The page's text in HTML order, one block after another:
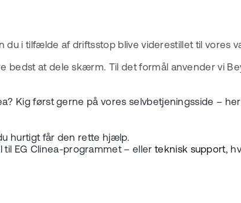
du i tilfælde af driftsstop blive viderestillet til
bedst at dele skærm. Til det formål anvender vi
Kig først gerne på vores selvbetjeningsside –
hurtigt får den rette hjælp.
til EG Clinea-programmet – eller teknisk support,